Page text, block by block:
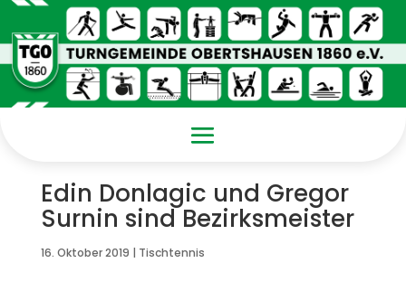
Edin Donlagic und Gregor
Surnin sind Bezirksmeister
16. Oktober 2019 | Tischtennis